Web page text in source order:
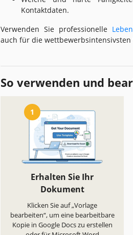
Kontaktdaten.
Verwenden Sie professionelle
auch für die wettbewerbsintensivsten
So verwenden und
1
Erhalten Sie Ihr
Dokument
Klicken Sie auf „Vorlage
bearbeiten“, um eine bearbeitbare
Kopie in Google Docs zu erstellen